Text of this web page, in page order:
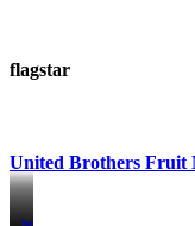
flagstar
United Brothers Fruit